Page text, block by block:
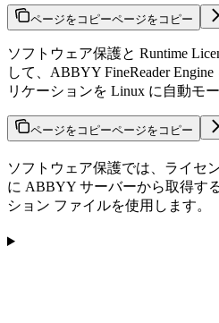
ページをコピーページをコピー
ソフトウェア保護と Runtime
して、ABBYY FineReader
リケーションを Linux に自動モ
ページをコピーページをコピー
ソフトウェア保護では、ライセ
に ABBYY サーバーから取得す
ション ファイルを使用します。